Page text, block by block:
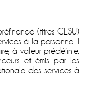
(titres CESU)
à la personne. Il
à valeur prédéfinie,
et émis par les
des services à